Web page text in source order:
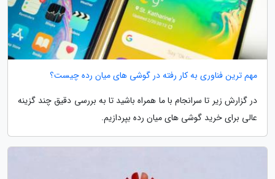
مهم ترین فناوری به کار رفته در گوشی های میان رده چیست؟
در گزارش زیر تا سرانجام با ما همراه باشید تا به بررسی دقیق چند گزینه
عالی برای خرید گوشی های میان رده بپردازیم.